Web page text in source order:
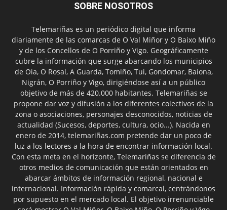
SOBRE NOSOTROS
Telemariñas es un periódico digital que informa
diariamente de las comarcas de O Val Miñor y O Baixo Miño
y de los Concellos de O Porriño y Vigo. Geográficamente
cubre la información que surge abarcando los municipios
de Oia, O Rosal, A Guarda, Tomiño, Tui, Gondomar, Baiona,
Nigrán, O Porriño y Vigo, dirigiéndose así a un público
objetivo de más de 420.000 habitantes. Telemariñas se
propone dar voz y difusión a los diferentes colectivos de la
zona o asociaciones, personajes desconocidos, noticias de
actualidad (Sucesos, deportes, cultura, ocio...). Nacida en
enero de 2014, telemariñas.com pretende dar un poco de
luz a los lectores a la hora de encontrar información local.
Con esta meta en el horizonte, Telemariñas se diferencia de
otros medios de comunicación que están orientados en
abarcar ámbitos de información regional, nacional e
internacional. Información rápida y comarcal, centrándonos
por supuesto en el mercado local. El objetivo irrenunciable